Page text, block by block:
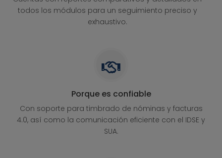
todos los módulos para un seguimiento preciso y
exhaustivo.
Porque es confiable
Con soporte para timbrado de nóminas y facturas
4.0, así como la comunicación eficiente con el IDSE y
SUA.